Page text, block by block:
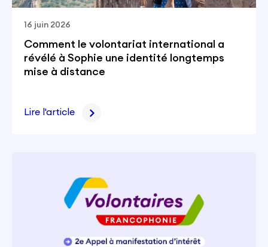
16 juin 2026
Comment le volontariat international a
révélé à Sophie une identité longtemps
mise à distance
Lire l'article